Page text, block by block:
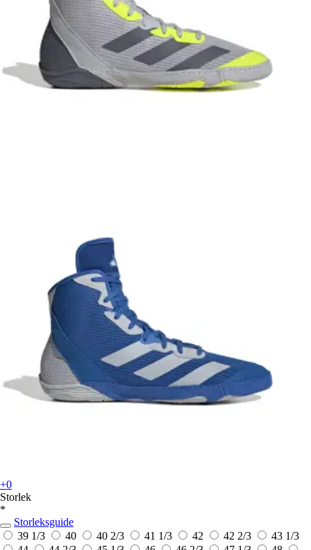
+0
Storlek
*
Storleksguide
39 1/3
40 40 2/3 41 1/3 42 42 2/3
43 1/3